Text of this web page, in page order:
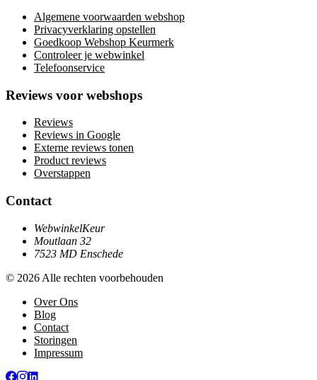
Algemene voorwaarden webshop
Privacyverklaring opstellen
Goedkoop Webshop Keurmerk
Controleer je webwinkel
Telefoonservice
Reviews voor webshops
Reviews
Reviews in Google
Externe reviews tonen
Product reviews
Overstappen
Contact
WebwinkelKeur
Moutlaan 32
7523 MD Enschede
© 2026 Alle rechten voorbehouden
Over Ons
Blog
Contact
Storingen
Impressum